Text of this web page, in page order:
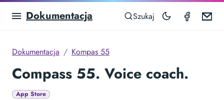
Dokumentacja Szukaj
Dokumentacja Kompas 55
Compass 55. Voice coach.
App Store